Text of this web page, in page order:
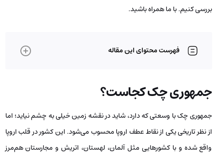
بررسی کنیم. با ما همراه باشید.
فهرست محتوای این مقاله
جمهوری چک کجاست؟
جمهوری چک با وسعتی که دارد، شاید در نقشه زمین خیلی به چشم نیاید؛ اما
از نظر تاریخی یکی از نقاط عطف اروپا محسوب می‌شود. این کشور در قلب اروپا
واقع شده و با کشورهایی مثل آلمان، لهستان، اتریش و مجارستان هم‌مرز